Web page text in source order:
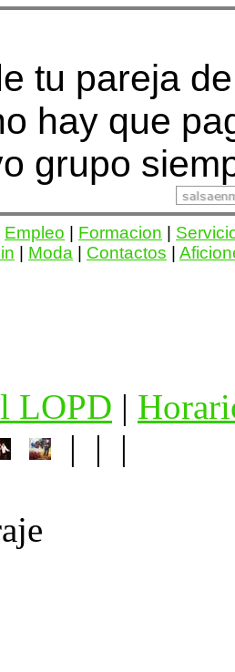
tu pareja
hay que
grupo
Empleo Formacion
Moda Contactos
LOPD |
| | |